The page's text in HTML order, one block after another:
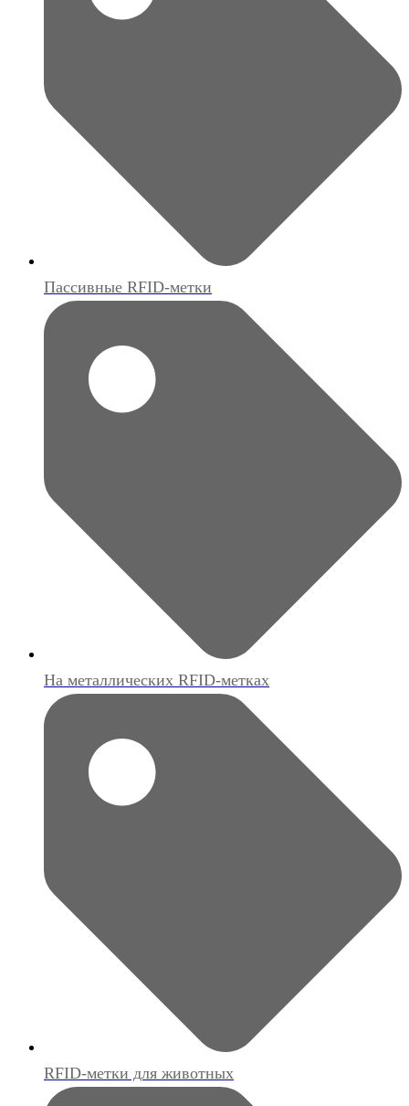
Пассивные RFID-метки
На металлических RFID-метках
RFID-метки для животных